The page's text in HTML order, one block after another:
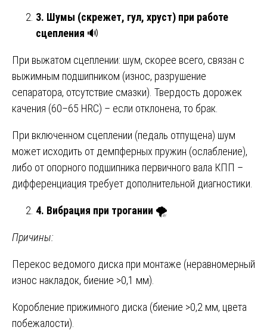
3. Шумы (скрежет, гул, хруст) при работе
сцепления 🔊
При выжатом сцеплении: шум, скорее всего, связан с
выжимным подшипником (износ, разрушение
сепаратора, отсутствие смазки). Твердость дорожек
качения (60–65 HRC) – если отклонена, то брак.
При включенном сцеплении (педаль отпущена) шум
может исходить от демпферных пружин (ослабление),
либо от опорного подшипника первичного вала КПП –
дифференциация требует дополнительной диагностики.
4. Вибрация при трогании 🌪️
Причины:
Перекос ведомого диска при монтаже (неравномерный
износ накладок, биение >0,1 мм).
Коробление прижимного диска (биение >0,2 мм, цвета
побежалости).